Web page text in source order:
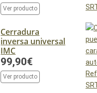
Ver producto
Cerradura
inversa universal
IMC
99,90€
Ver producto